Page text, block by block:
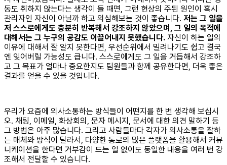
동도 취하지 않는다는 생각이 들 때면, 그런 현상의 주된 원인이 혹시
관리자인 자신이 아닐까 하고 의심해보는 것이 좋습니다. 저는 그 일을
저 스스로에게도 충분히 반복해서 강조하지 않았으며, 그 일의 목적에
대해서는 그 누구의 공감도 이끌어내지 못했습니다. 자신이 하는 일의
이유에 대해서 잘 알지 못한다면, 우선순위에서 밀려나기도 쉽고 결국
엔 잊어버릴 가능성도 큽니다. 스스로에게도 그 일을 거듭해서 강조하
고 그 목표가 얼마나 중요한지도 팀원들과 함께 공유한다면, 더욱 좋은
결과를 얻을 수 있을 것입니다.
우리가 요즘에 의사소통하는 방식들이 어떤지를 한 번 생각해 보십시
오. 채팅, 이메일, 화상회의, 문자 메시지, 문서에 대한 의견 말하기 등
그 방법은 아주 많습니다. 그리고 사람들마다 각자가 의사소통을 잘하
는 매체와 방식이 달라서, 다양한 통로의 많은 플랫폼을 활용해서 커뮤
니케이션을 한다면 거부감이 드는 일 없이도 동일한 내용을 여러 번 강
조해서 전달할 수 있습니다.